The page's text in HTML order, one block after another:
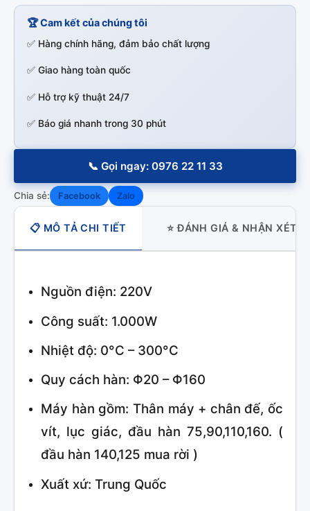
🏆 Cam kết của chúng tôi
✅ Hàng chính hãng, đảm bảo chất lượng
✅ Giao hàng toàn quốc
✅ Hỗ trợ kỹ thuật 24/7
✅ Báo giá nhanh trong 30 phút
📞 Gọi ngay: 0976 22 11 33
Chia sẻ: Facebook Zalo
📋 MÔ TẢ CHI TIẾT ⭐ ĐÁNH GIÁ & NHẬN XÉT
Nguồn điện: 220V
Công suất: 1.000W
Nhiệt độ: 0°C – 300°C
Quy cách hàn: Φ20 – Φ160
Máy hàn gồm: Thân máy + chân đế, ốc
vít, lục giác, đầu hàn 75,90,110,160. (
đầu hàn 140,125 mua rời )
Xuất xứ: Trung Quốc